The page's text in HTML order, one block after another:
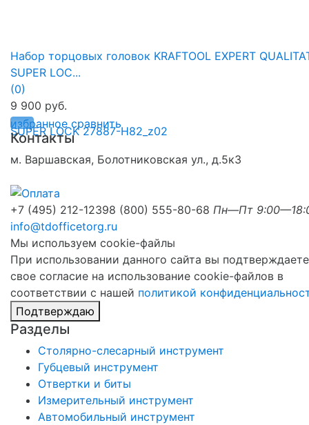
избранное сравнить
Набор торцовых головок KRAFTOOL EXPERT
SUPER LOC...
(0)
9 900 руб.
Контакты
м. Варшавская, Болотниковская ул., д.5к3
+7 (495) 212-12398 (800) 555-80-68 Пн—Пт
info@tdofficetorg.ru
Мы используем cookie-файлы
При использовании данного сайта вы подтверждаете
свое согласие на использование cookie-файлов в
соответствии с нашей политикой
Подтверждаю
Разделы
Столярно-слесарный инструмент
Губцевый инструмент
Отвертки и биты
Измерительный инструмент
Автомобильный инструмент